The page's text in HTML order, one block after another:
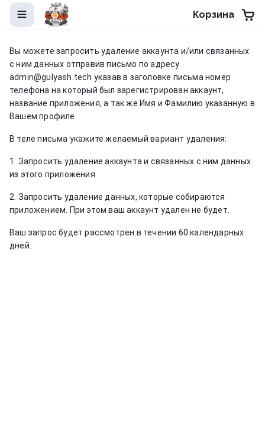
Корзина
Вы можете запросить удаление аккаунта и/или связанных
с ним данных отправив письмо по адресу
admin@gulyash.tech указав в заголовке письма номер
телефона на который был зарегистрирован аккаунт,
название приложения, а так же Имя и Фамилию указанную в
Вашем профиле.
В теле письма укажите желаемый вариант удаления:
1. Запросить удаление аккаунта и связанных с ним данных
из этого приложения
2. Запросить удаление данных, которые собираются
приложением. При этом ваш аккаунт удален не будет.
Ваш запрос будет рассмотрен в течении 60 календарных
дней.